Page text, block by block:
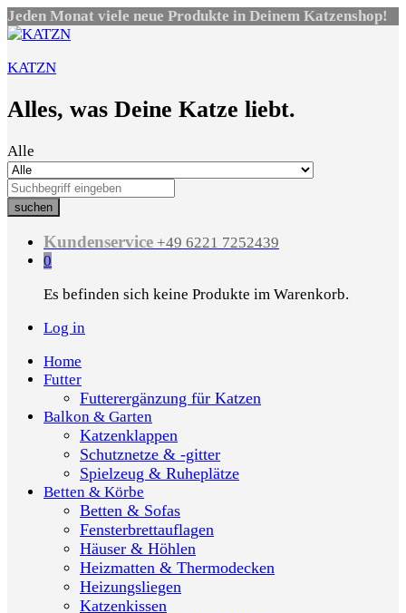
Jeden Monat viele neue Produkte in Deinem Katzenshop!
KATZN
Alles, was Deine Katze liebt.
Alle
suchen
Kundenservice +49 6221 7252439
0
Es befinden sich keine Produkte im Warenkorb.
Log in
Home
Futter
Futterergänzung für Katzen
Balkon & Garten
Katzenklappen
Schutznetze & -gitter
Spielzeug & Ruheplätze
Betten & Körbe
Betten & Sofas
Fensterbrettauflagen
Häuser & Höhlen
Heizmatten & Thermodecken
Heizungsliegen
Katzenkissen